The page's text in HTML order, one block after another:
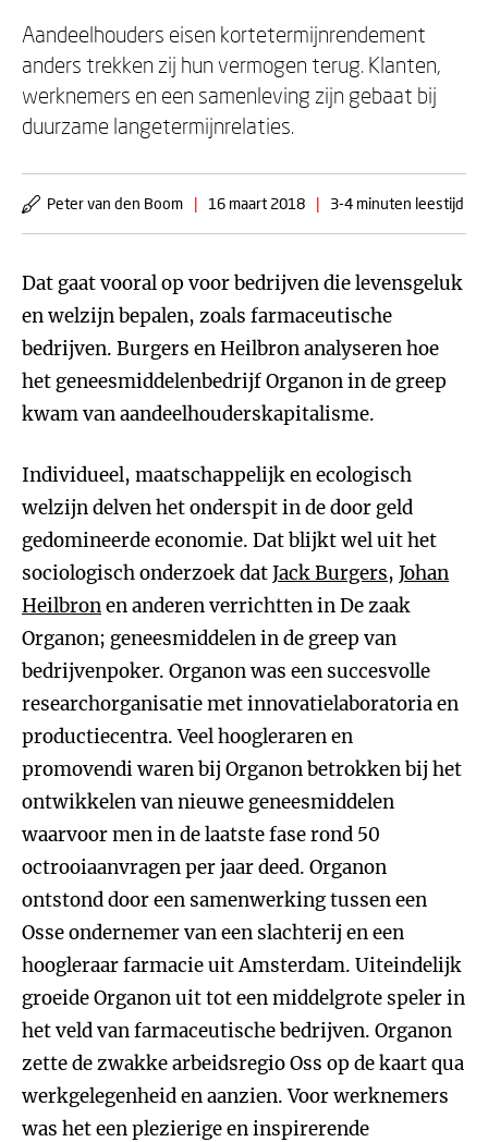
Aandeelhouders eisen kortetermijnrendement
anders trekken zij hun vermogen terug. Klanten,
werknemers en een samenleving zijn gebaat bij
duurzame langetermijnrelaties.
Peter van den Boom | 16 maart 2018 | 3-4 minuten leestijd
Dat gaat vooral op voor bedrijven die levensgeluk
en welzijn bepalen, zoals farmaceutische
bedrijven. Burgers en Heilbron analyseren hoe
het geneesmiddelenbedrijf Organon in de greep
kwam van aandeelhouderskapitalisme.
Individueel, maatschappelijk en ecologisch
welzijn delven het onderspit in de door geld
gedomineerde economie. Dat blijkt wel uit het
sociologisch onderzoek datJack Burgers, Johan
Heilbronen anderen verrichtten in De zaak
Organon; geneesmiddelen in de greep van
bedrijvenpoker. Organon was een succesvolle
researchorganisatie met innovatielaboratoria en
productiecentra. Veel hoogleraren en
promovendi waren bij Organon betrokken bij het
ontwikkelen van nieuwe geneesmiddelen
waarvoor men in de laatste fase rond 50
octrooiaanvragen per jaar deed. Organon
ontstond door een samenwerking tussen een
Osse ondernemer van een slachterij en een
hoogleraar farmacie uit Amsterdam. Uiteindelijk
groeide Organon uit tot een middelgrote speler in
het veld van farmaceutische bedrijven. Organon
zette de zwakke arbeidsregio Oss op de kaart qua
werkgelegenheid en aanzien. Voor werknemers
was het een plezierige en inspirerende